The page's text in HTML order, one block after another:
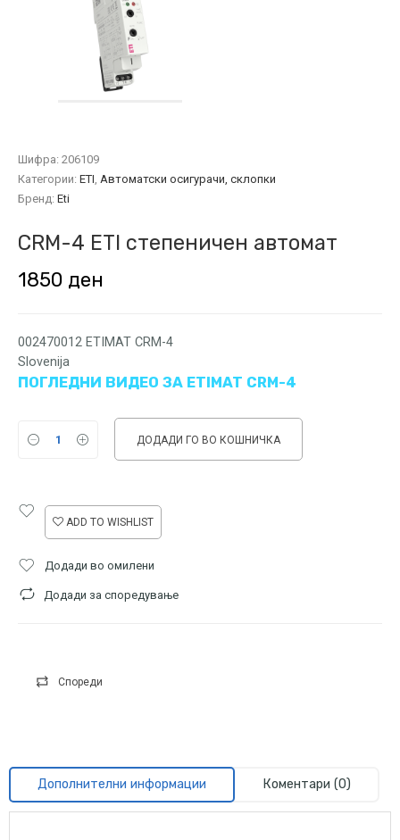
Шифра: 206109
Категории: ETI Автоматски осигурачи, склопки
Бренд: Eti
CRM-4 ETI степеничен автомат
1850 ден
002470012 ETIMAT CRM-4
Slovenija
ПОГЛЕДНИ ВИДЕО ЗА ETIMAT CRM-4
ДОДАДИ ГО ВО КОШНИЧКА
ADD TO WISHLIST
Додади во омилени
Додади за споредување
Спореди
Дополнителни информации Коментари (0)